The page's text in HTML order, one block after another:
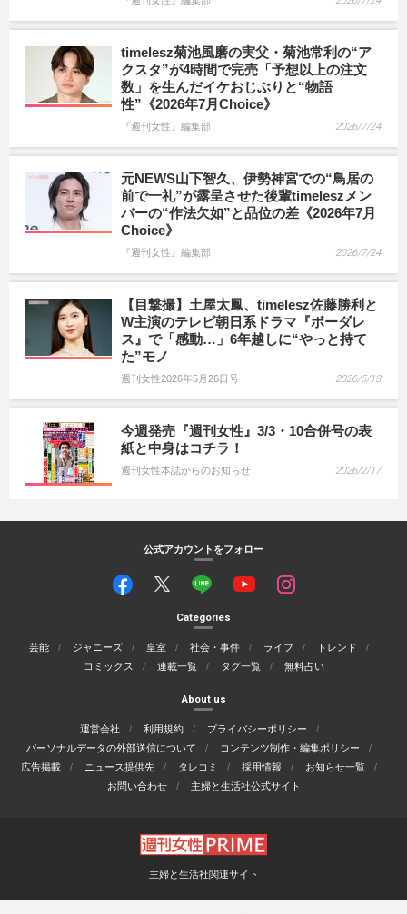
timelesz菊池風磨の実父・菊池常利の“ア
クスタ”が4時間で完売「予想以上の注文
数」を生んだイケおじぶりと“物語
性”《2026年7月Choice》
『週刊女性』編集部 2026/7/24
元NEWS山下智久、伊勢神宮での“鳥居の
前で一礼”が露呈させた後輩timeleszメン
バーの“作法欠如”と品位の差《2026年7月
Choice》
『週刊女性』編集部 2026/7/24
【目撃撮】土屋太鳳、timelesz佐藤勝利と
W主演のテレビ朝日系ドラマ『ボーダレ
ス』で「感動…」6年越しに“やっと持て
た”モノ
週刊女性2026年5月26日号 2026/5/13
今週発売『週刊女性』3/3・10合併号の表
紙と中身はコチラ！
週刊女性本誌からのお知らせ 2026/2/17
公式アカウントをフォロー
Categories
芸能 ジャニーズ 皇室 社会・事件 ライフ
トレンド
コミックス
連載一覧 タグ一覧 無料占い
About us
運営会社 利用規約
プライバシーポリシー
パーソナルデータの外部送信について
コンテンツ制作・編集ポリシー
広告掲載
ニュース提供先 タレコミ 採用情報
お知らせ一覧
お問い合わせ
主婦と生活社公式サイト
主婦と生活社関連サイト